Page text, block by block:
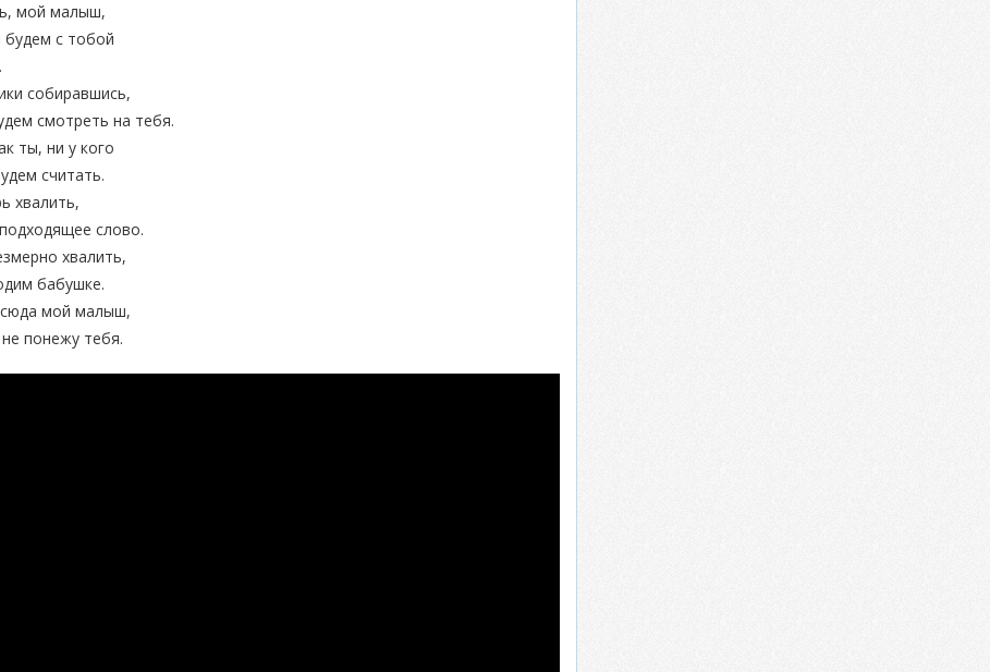
мой малыш,
с тобой
собиравшись,
смотреть на тебя.
ты, ни у кого
считать.
хвалить,
слово.
хвалить,
бабушке.
мой малыш,
понежу тебя.